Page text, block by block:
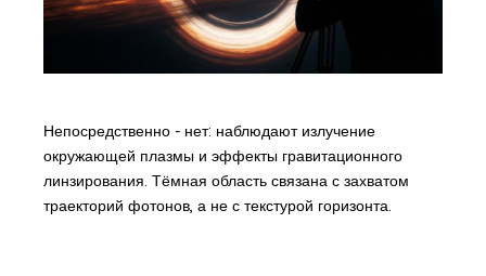
Непосредственно - нет: наблюдают излучение
окружающей плазмы и эффекты гравитационного
линзирования. Тёмная область связана с захватом
траекторий фотонов, а не с текстурой горизонта.